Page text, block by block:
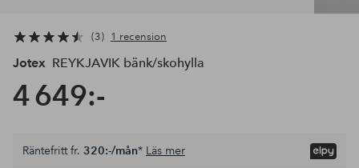
3 1 recension
Jotex REYKJAVIK bänk/skohylla
4 649:-
Lägg i
Räntefritt fr. 320:-/mån* Läs mer